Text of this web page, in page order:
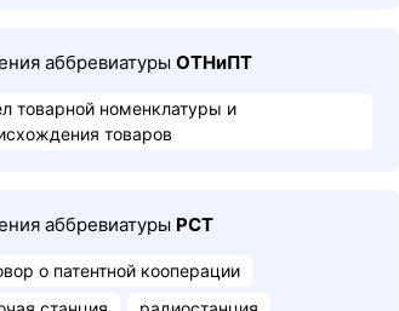
аббревиатуры ОТНиПТ
товарной номенклатуры и
товаров
аббревиатуры РСТ
о патентной кооперации